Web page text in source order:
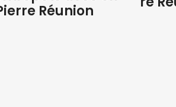
Réunion